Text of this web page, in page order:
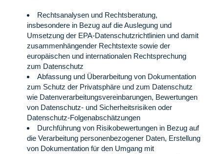
Rechtsanalysen und Rechtsberatung,
insbesondere in Bezug auf die Auslegung und
Umsetzung der EPA-Datenschutzrichtlinien und damit
zusammenhängender Rechtstexte sowie der
europäischen und internationalen Rechtsprechung
zum Datenschutz
Abfassung und Überarbeitung von Dokumentation
zum Schutz der Privatsphäre und zum Datenschutz
wie Datenverarbeitungsvereinbarungen, Bewertungen
von Datenschutz- und Sicherheitsrisiken oder
Datenschutz-Folgenabschätzungen
Durchführung von Risikobewertungen in Bezug auf
die Verarbeitung personenbezogener Daten, Erstellung
von Dokumentation für den Umgang mit